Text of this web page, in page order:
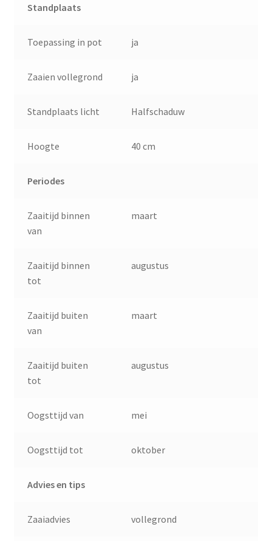
Standplaats
Toepassing in pot ja
Zaaien vollegrond ja
Standplaats licht Halfschaduw
Hoogte 40 cm
Periodes
Zaaitijd binnen
van
maart
Zaaitijd binnen
tot
augustus
Zaaitijd buiten
van
maart
Zaaitijd buiten
tot
augustus
Oogsttijd van mei
Oogsttijd tot oktober
Advies en tips
Zaaiadvies vollegrond